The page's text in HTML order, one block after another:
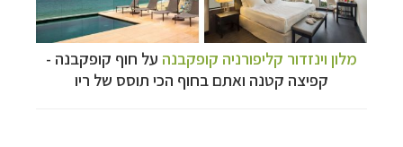
מלון וינזדור קליפורניה קופקבנה על חוף קופקבנה -
קפיצה קטנה ואתם בחוף הכי תוסס של ריו